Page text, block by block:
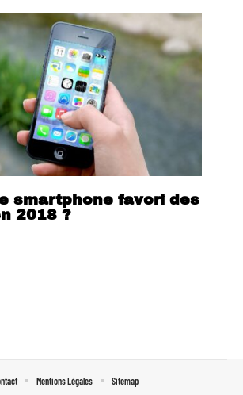
smartphone favori des
2018 ?
Mentions Légales Sitemap